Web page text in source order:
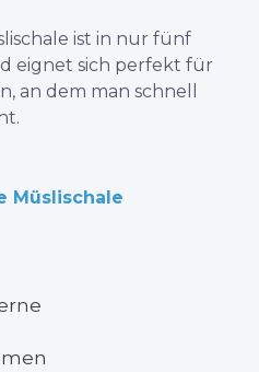
ist in nur fünf
eignet sich perfekt für
an dem man schnell
Müslischale